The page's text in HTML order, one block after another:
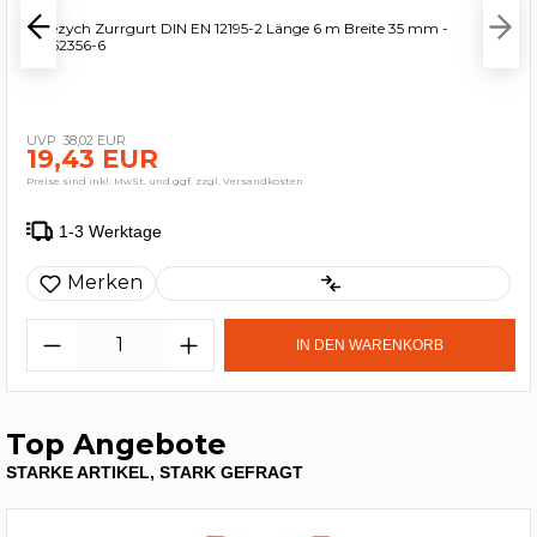
Dolezych Zurrgurt DIN EN 12195-2 Länge 6 m Breite 35 mm -
26352356-6
38,02 EUR
19,43 EUR
Preise sind inkl. MwSt. und ggf. zzgl. Versandkosten
1-3 Werktage
Merken
IN DEN WARENKORB
Top Angebote
STARKE ARTIKEL, STARK GEFRAGT